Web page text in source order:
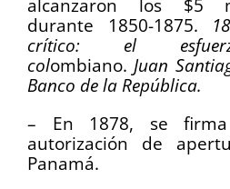
alcanzaron los $5
durante 1850-1875.
crítico: el
colombiano. Juan
Banco de la República.
– En 1878, se
autorización de
Panamá.